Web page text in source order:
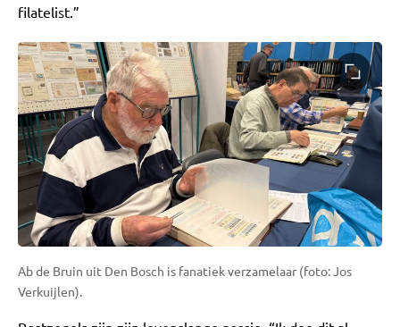
filatelist.”
Ab de Bruin uit Den Bosch is fanatiek verzamelaar (foto: Jos
Verkuijlen).